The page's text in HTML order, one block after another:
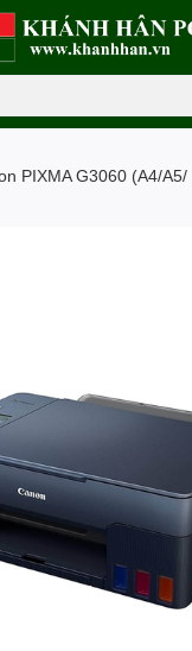
PIXMA G3060 (A4/